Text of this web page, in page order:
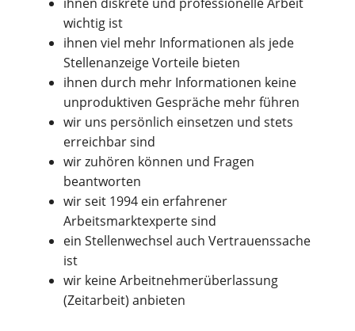
wichtig ist
ihnen viel mehr Informationen als jede
Stellenanzeige Vorteile bieten
ihnen durch mehr Informationen keine
unproduktiven Gespräche mehr führen
wir uns persönlich einsetzen und stets
erreichbar sind
wir zuhören können und Fragen
beantworten
wir seit 1994 ein erfahrener
Arbeitsmarktexperte sind
ein Stellenwechsel auch Vertrauenssache
ist
wir keine Arbeitnehmerüberlassung
(Zeitarbeit) anbieten